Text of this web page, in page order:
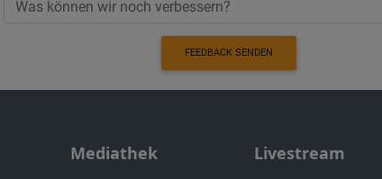
FEEDBACK SENDEN
Mediathek Livestream